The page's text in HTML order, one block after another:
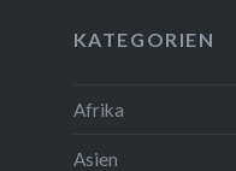
KATEGORIEN
Afrika
Asien